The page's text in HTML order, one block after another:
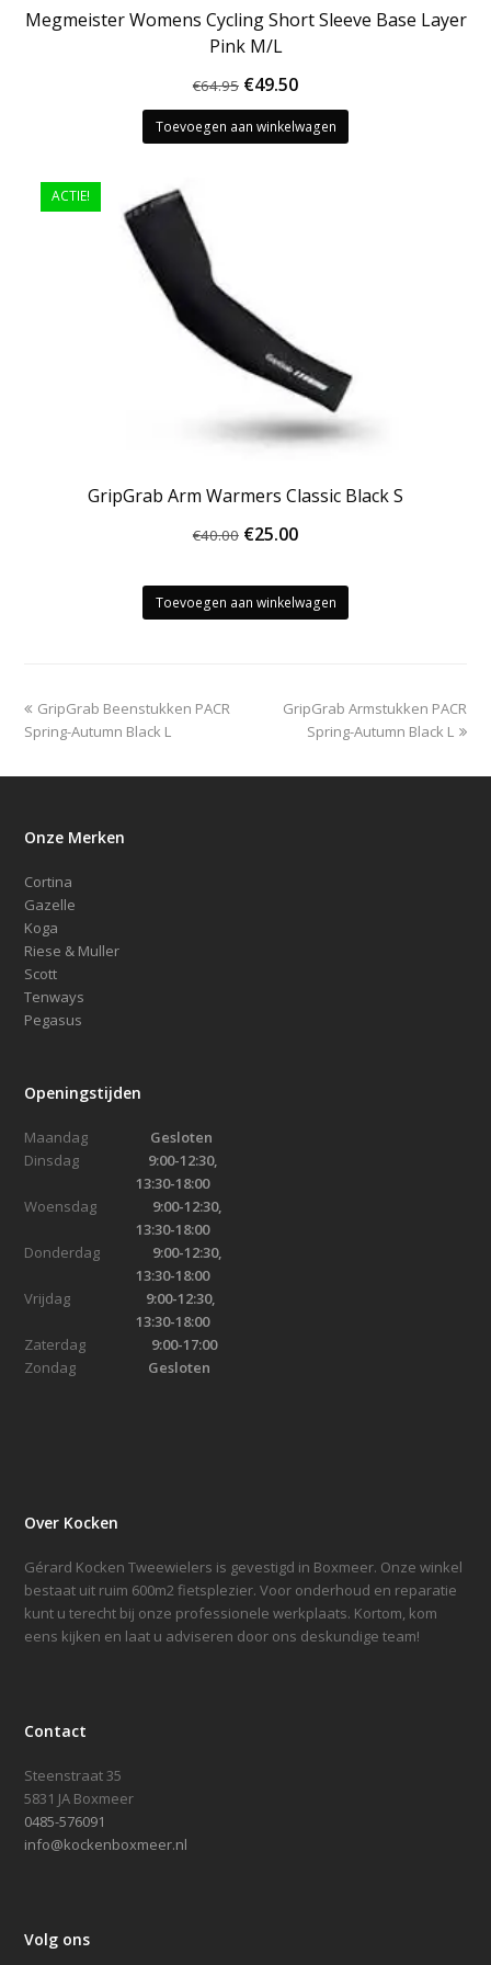
Megmeister Womens Cycling Short Sleeve Base Layer
Pink M/L
€64.95 Oorspronkelijke
prijs
was:
€49.50Huidige
prijs
is:
Toevoegen aan winkelwagen
ACTIE!
GripGrab Arm Warmers Classic Black S
€40.00 Oorspronkelijke
was:
€40.00.
€25.00Huidige
is:
€25.00.
Toevoegen aan winkelwagen
previous
post:
GripGrab Beenstukken PACR
Spring-Autumn Black L
next
post:
GripGrab Armstukken PACR
Spring-Autumn Black L
Onze Merken
Cortina
Gazelle
Koga
Riese & Muller
Scott
Tenways
Pegasus
Openingstijden
Maandag Gesloten
Dinsdag 9:00-12:30,
13:30-18:00
Woensdag
9:00-12:30,
13:30-18:00
Donderdag 9:00-12:30,
13:30-18:00
Vrijdag 9:00-12:30,
13:30-18:00
Zaterdag 9:00-17:00
Zondag Gesloten
Over Kocken
Gérard Kocken Tweewielers is gevestigd in Boxmeer. Onze winkel
bestaat uit ruim 600m2 fietsplezier. Voor onderhoud en reparatie
kunt u terecht bij onze professionele werkplaats. Kortom, kom
eens kijken en laat u adviseren door ons deskundige team!
Contact
Steenstraat 35
5831 JA Boxmeer
0485-576091
info@kockenboxmeer.nl
Volg ons